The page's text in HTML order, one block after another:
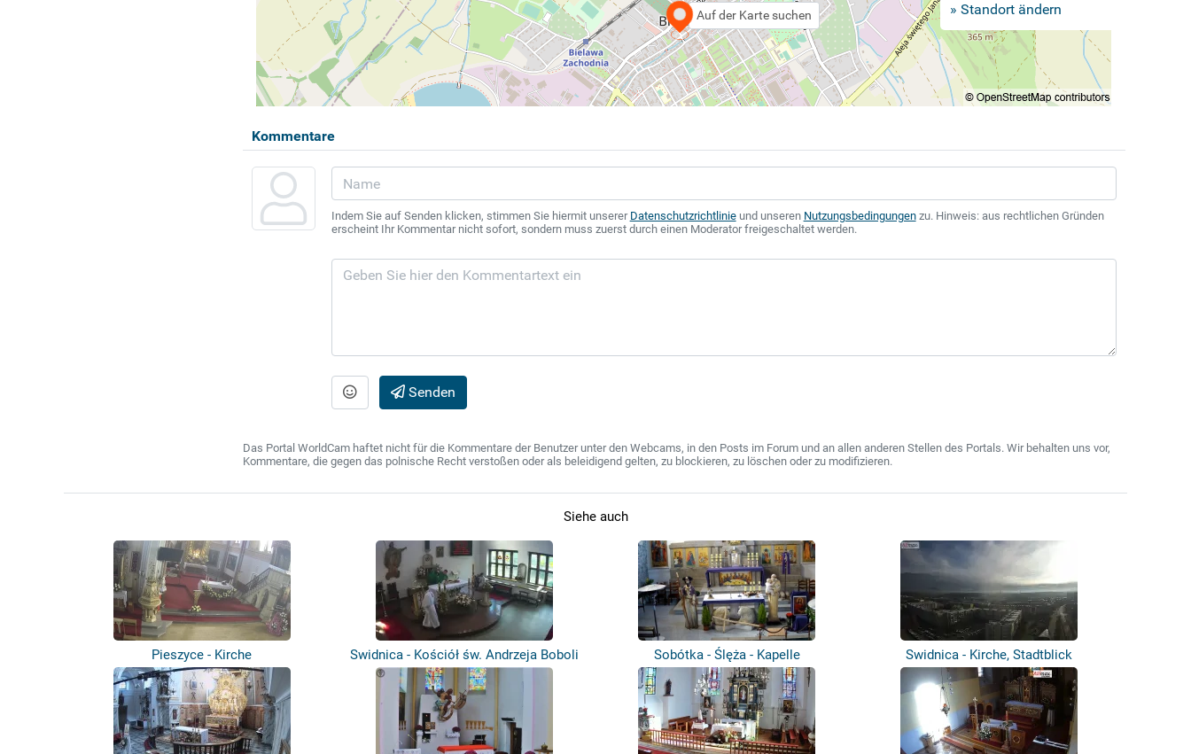
Auf der Karte suchen » Standort ändern
Kommentare
Indem Sie auf Senden klicken, stimmen Sie hiermit unserer Datenschutzrichtlinieund unseren Nutzungsbedingungenzu. Hinweis: aus rechtlichen Gründen
erscheint Ihr Kommentar nicht sofort, sondern muss zuerst durch einen Moderator freigeschaltet werden.
Senden
Das Portal WorldCam haftet nicht für die Kommentare der Benutzer unter den Webcams, in den Posts im Forum und an allen anderen Stellen des Portals. Wir behalten uns vor,
Kommentare, die gegen das polnische Recht verstoßen oder als beleidigend gelten, zu blockieren, zu löschen oder zu modifizieren.
Siehe auch
Pieszyce - Kirche Swidnica - Kościół św. Andrzeja Boboli Sobótka - Ślęża - Kapelle Swidnica - Kirche, Stadtblick